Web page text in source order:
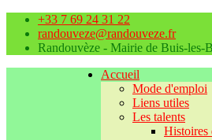
+33 7 69 24 31 22
randouveze@randouveze.fr
Randouvèze - Mairie de Buis-les-
Accueil
Mode d'emploi
Liens utiles
Les talents
Histoires